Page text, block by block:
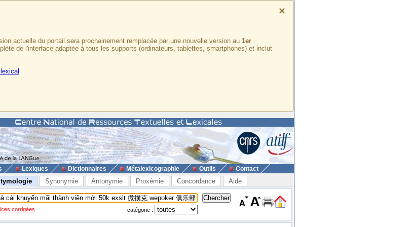
×
actuelle du portail sera prochainement remplacée par une nouvelle version au 1er
de l'interface adaptée à tous les supports (ordinateurs, tablettes, smartphones) et inclut
Lexiques Dictionnaires Métalexicographie Outils Contact
Synonymie Antonymie Proxémie Concordance Aide
corrigées catégorie :